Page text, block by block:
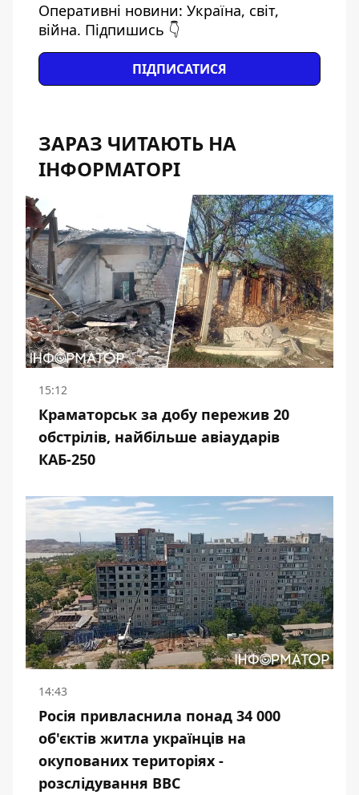
Оперативні новини: Україна, світ,
війна. Підпишись 👇
ПІДПИСАТИСЯ
ЗАРАЗ ЧИТАЮТЬ НА
ІНФОРМАТОРІ
15:12
Краматорськ за добу пережив 20
обстрілів, найбільше авіаударів
КАБ-250
14:43
Росія привласнила понад 34 000
об'єктів житла українців на
окупованих територіях -
розслідування BBC